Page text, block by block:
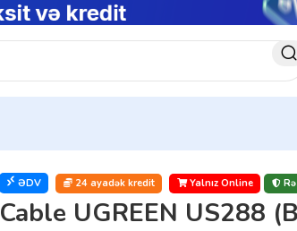
ƏDV 24 ayadək kredit Yalnız Online
Cable UGREEN US288